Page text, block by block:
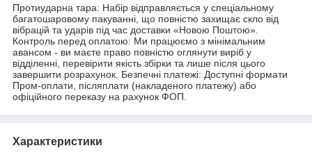
Протиударна тара: Набір відправляється у спеціальному
багатошаровому пакуванні, що повністю захищає скло від
вібрацій та ударів під час доставки «Новою Поштою».
Контроль перед оплатою: Ми працюємо з мінімальним
авансом - ви маєте право повністю оглянути виріб у
відділенні, перевірити якість збірки та лише після цього
завершити розрахунок. Безпечні платежі: Доступні формати
Пром-оплати, післяплати (накладеного платежу) або
офіційного переказу на рахунок ФОП.
Характеристики